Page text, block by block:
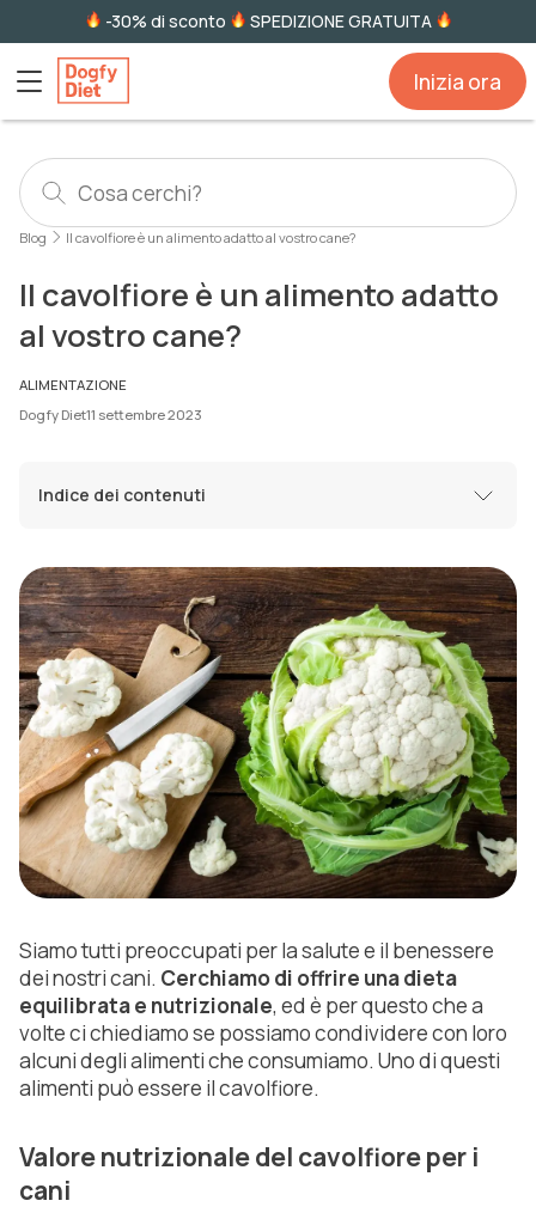
-30% di sconto SPEDIZIONE GRATUITA
Inizia ora
Blog Il cavolfiore è un alimento adatto al vostro cane?
Il cavolfiore è un alimento adatto
al vostro cane?
ALIMENTAZIONE
Dogfy Diet11 settembre 2023
Indice dei contenuti
Siamo tutti preoccupati per la salute e il benessere
dei nostri cani. Cerchiamo di offrire una dieta
equilibrata e nutrizionale, ed è per questo che a
volte ci chiediamo se possiamo condividere con loro
alcuni degli alimenti che consumiamo. Uno di questi
alimenti può essere il cavolfiore.
Valore nutrizionale del cavolfiore per i
cani